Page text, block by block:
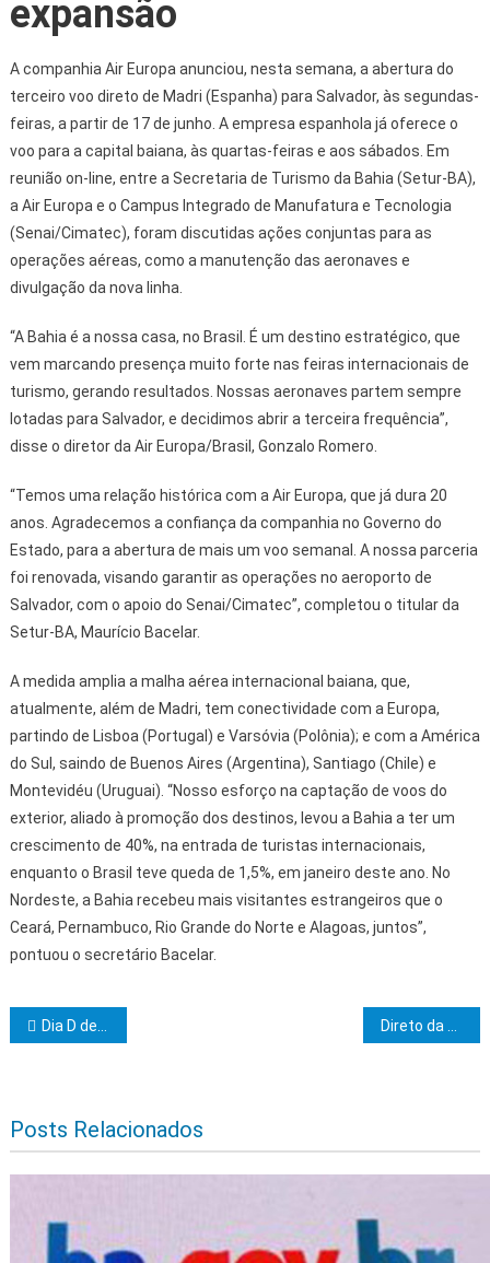
expansão
A companhia Air Europa anunciou, nesta semana, a abertura do
terceiro voo direto de Madri (Espanha) para Salvador, às segundas-
feiras, a partir de 17 de junho. A empresa espanhola já oferece o
voo para a capital baiana, às quartas-feiras e aos sábados. Em
reunião on-line, entre a Secretaria de Turismo da Bahia (Setur-BA),
a Air Europa e o Campus Integrado de Manufatura e Tecnologia
(Senai/Cimatec), foram discutidas ações conjuntas para as
operações aéreas, como a manutenção das aeronaves e
divulgação da nova linha.
“A Bahia é a nossa casa, no Brasil. É um destino estratégico, que
vem marcando presença muito forte nas feiras internacionais de
turismo, gerando resultados. Nossas aeronaves partem sempre
lotadas para Salvador, e decidimos abrir a terceira frequência”,
disse o diretor da Air Europa/Brasil, Gonzalo Romero.
“Temos uma relação histórica com a Air Europa, que já dura 20
anos. Agradecemos a confiança da companhia no Governo do
Estado, para a abertura de mais um voo semanal. A nossa parceria
foi renovada, visando garantir as operações no aeroporto de
Salvador, com o apoio do Senai/Cimatec”, completou o titular da
Setur-BA, Maurício Bacelar.
A medida amplia a malha aérea internacional baiana, que,
atualmente, além de Madri, tem conectividade com a Europa,
partindo de Lisboa (Portugal) e Varsóvia (Polônia); e com a América
do Sul, saindo de Buenos Aires (Argentina), Santiago (Chile) e
Montevidéu (Uruguai). “Nosso esforço na captação de voos do
exterior, aliado à promoção dos destinos, levou a Bahia a ter um
crescimento de 40%, na entrada de turistas internacionais,
enquanto o Brasil teve queda de 1,5%, em janeiro deste ano. No
Nordeste, a Bahia recebeu mais visitantes estrangeiros que o
Ceará, Pernambuco, Rio Grande do Norte e Alagoas, juntos”,
pontuou o secretário Bacelar.
Navegação de Post
Dia D de Mobilização Nacional na Luta contra a Dengue em Itabuna reforçou a necessidade de combate ao Aedes aegypti
Posts Relacionados